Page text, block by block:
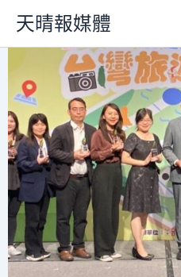
主
天晴報媒體